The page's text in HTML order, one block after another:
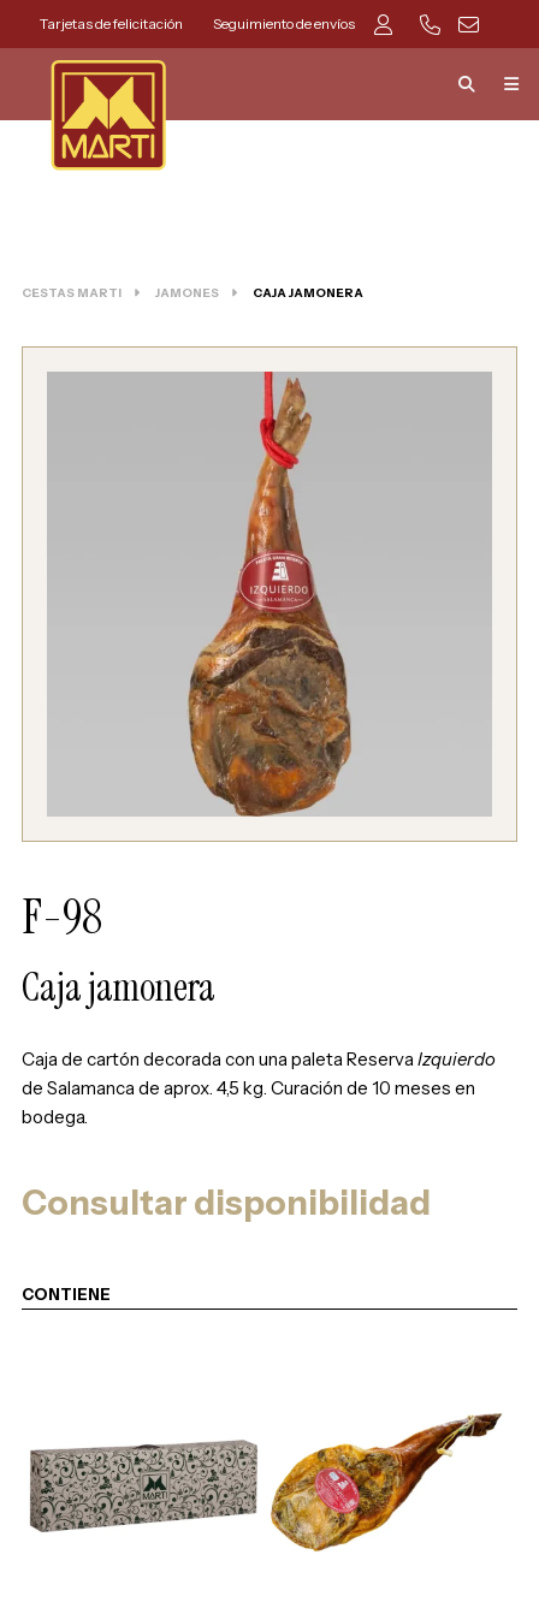
Tarjetas de felicitación Seguimiento de envíos
CESTAS MARTI JAMONES CAJA JAMONERA
F-98
Caja jamonera
Caja de cartón decorada con una paleta Reserva Izquierdo
de Salamanca de aprox. 4,5 kg. Curación de 10 meses en
bodega.
Consultar disponibilidad
CONTIENE